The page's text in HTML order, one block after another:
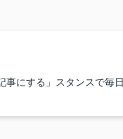
事にする」スタンスで毎